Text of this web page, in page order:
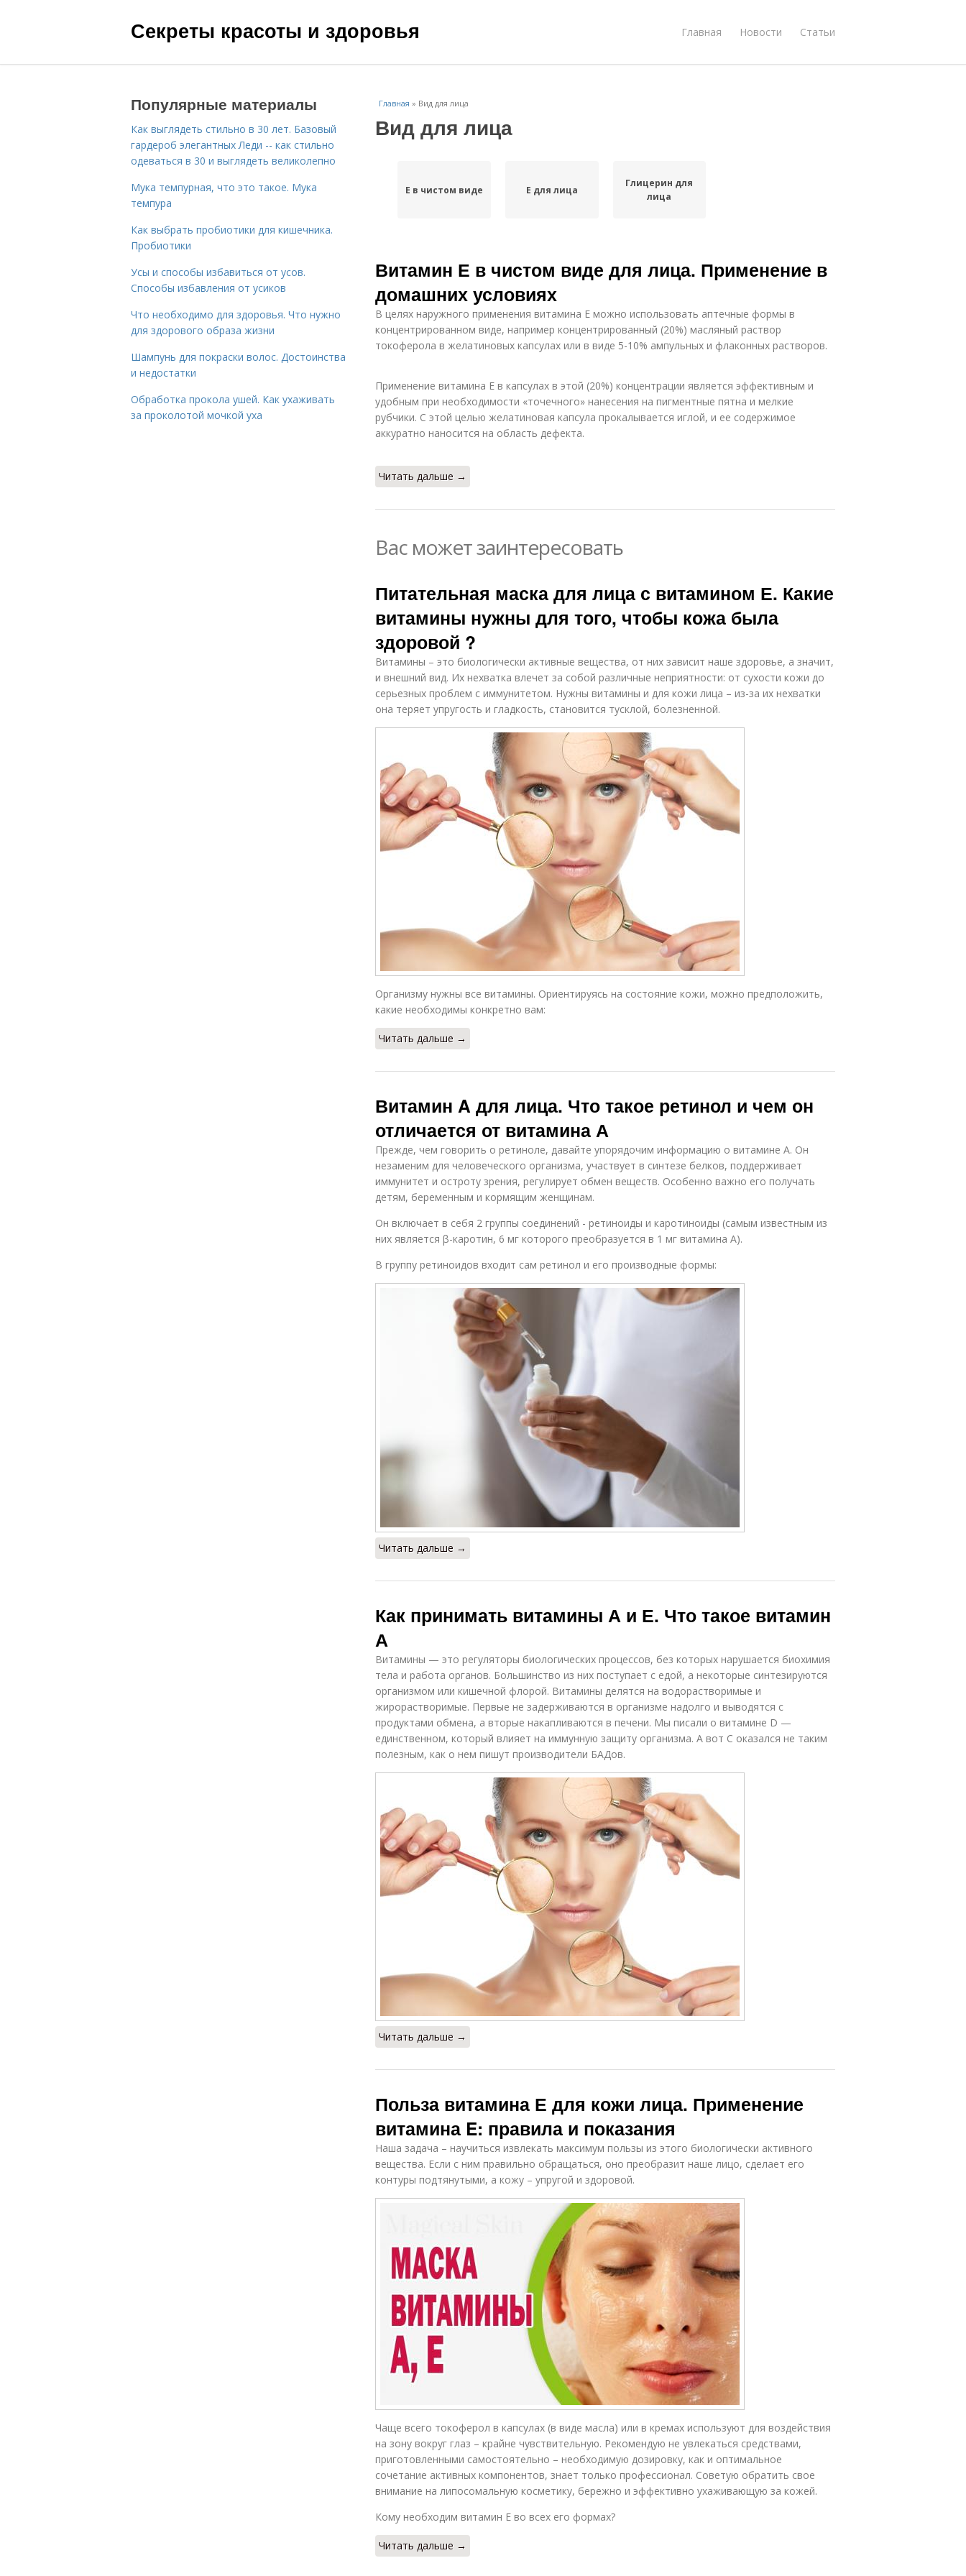
Секреты красоты и здоровья Главная Новости Статьи
Главная » Вид для лица
Вид для лица
Е в чистом виде Е для лица
Глицерин для
лица
Витамин Е в чистом виде для лица. Применение в
домашних условиях
В целях наружного применения витамина Е можно использовать аптечные формы в
концентрированном виде, например концентрированный (20%) масляный раствор
токоферола в желатиновых капсулах или в виде 5-10% ампульных и флаконных растворов.
Применение витамина Е в капсулах в этой (20%) концентрации является эффективным и
удобным при необходимости «точечного» нанесения на пигментные пятна и мелкие
рубчики. С этой целью желатиновая капсула прокалывается иглой, и ее содержимое
аккуратно наносится на область дефекта.
Читать дальше →
Вас может заинтересовать
Питательная маска для лица с витамином Е. Какие
витамины нужны для того, чтобы кожа была
здоровой ?
Витамины – это биологически активные вещества, от них зависит наше здоровье, а значит,
и внешний вид. Их нехватка влечет за собой различные неприятности: от сухости кожи до
серьезных проблем с иммунитетом. Нужны витамины и для кожи лица – из-за их нехватки
она теряет упругость и гладкость, становится тусклой, болезненной.
Организму нужны все витамины. Ориентируясь на состояние кожи, можно предположить,
какие необходимы конкретно вам:
Читать дальше →
Витамин A для лица. Что такое ретинол и чем он
отличается от витамина А
Прежде, чем говорить о ретиноле, давайте упорядочим информацию о витамине А. Он
незаменим для человеческого организма, участвует в синтезе белков, поддерживает
иммунитет и остроту зрения, регулирует обмен веществ. Особенно важно его получать
детям, беременным и кормящим женщинам.
Он включает в себя 2 группы соединений - ретиноиды и каротиноиды (самым известным из
них является β-каротин, 6 мг которого преобразуется в 1 мг витамина А).
В группу ретиноидов входит сам ретинол и его производные формы:
Читать дальше →
Как принимать витамины А и Е. Что такое витамин
А
Витамины — это регуляторы биологических процессов, без которых нарушается биохимия
тела и работа органов. Большинство из них поступает с едой, а некоторые синтезируются
организмом или кишечной флорой. Витамины делятся на водорастворимые и
жирорастворимые. Первые не задерживаются в организме надолго и выводятся с
продуктами обмена, а вторые накапливаются в печени. Мы писали о витамине D —
единственном, который влияет на иммунную защиту организма. А вот С оказался не таким
полезным, как о нем пишут производители БАДов.
Читать дальше →
Польза витамина Е для кожи лица. Применение
витамина E: правила и показания
Наша задача – научиться извлекать максимум пользы из этого биологически активного
вещества. Если с ним правильно обращаться, оно преобразит наше лицо, сделает его
контуры подтянутыми, а кожу – упругой и здоровой.
Чаще всего токоферол в капсулах (в виде масла) или в кремах используют для воздействия
на зону вокруг глаз – крайне чувствительную. Рекомендую не увлекаться средствами,
приготовленными самостоятельно – необходимую дозировку, как и оптимальное
сочетание активных компонентов, знает только профессионал. Советую обратить свое
внимание на липосомальную косметику, бережно и эффективно ухаживающую за кожей.
Кому необходим витамин E во всех его формах?
Читать дальше →
Популярные материалы
Как выглядеть стильно в 30 лет. Базовый
гардероб элегантных Леди -- как стильно
одеваться в 30 и выглядеть великолепно
Мука темпурная, что это такое. Мука
темпура
Как выбрать пробиотики для кишечника.
Пробиотики
Усы и способы избавиться от усов.
Способы избавления от усиков
Что необходимо для здоровья. Что нужно
для здорового образа жизни
Шампунь для покраски волос. Достоинства
и недостатки
Обработка прокола ушей. Как ухаживать
за проколотой мочкой уха